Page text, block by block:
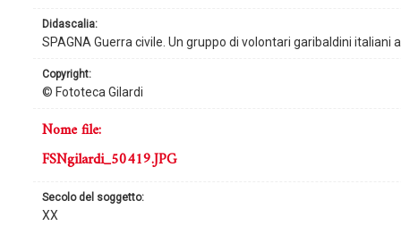
didascalia:
SPAGNA Guerra civile. Un gruppo di volontari garibaldini italiani
copyright:
© Fototeca Gilardi
secolo del soggetto:
XX
nome file:
FSNgilardi_50419.JPG